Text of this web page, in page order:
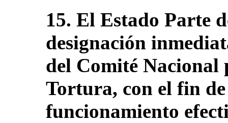
15. El Estado Parte
designación
del Comité Nacional
Tortura, con el fin
funcionamiento